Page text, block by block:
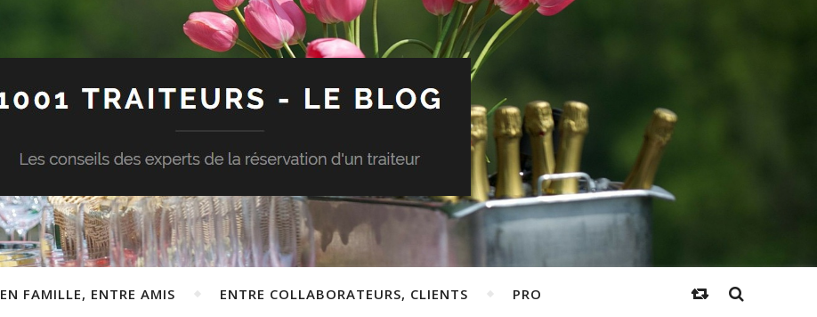
EN FAMILLE, ENTRE AMIS ENTRE COLLABORATEURS, CLIENTS PRO